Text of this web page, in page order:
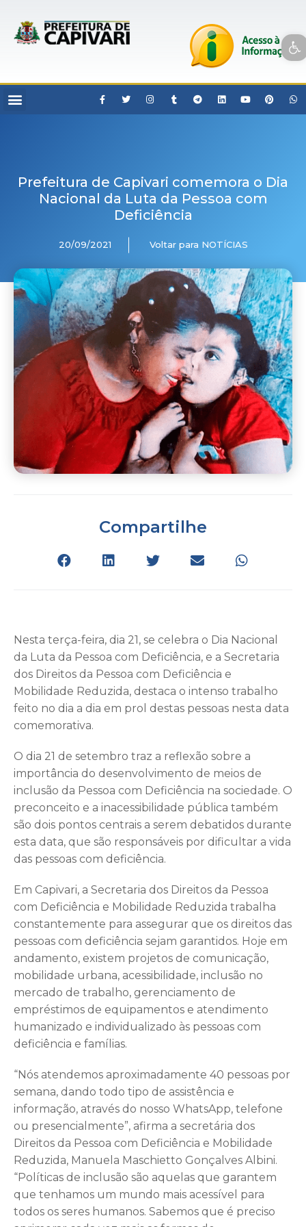
Open toolbar
Prefeitura de Capivari comemora o Dia
Nacional da Luta da Pessoa com
Deficiência
20/09/2021 Voltar para NOTÍCIAS
Compartilhe
Nesta terça-feira, dia 21, se celebra o Dia Nacional
da Luta da Pessoa com Deficiência, e a Secretaria
dos Direitos da Pessoa com Deficiência e
Mobilidade Reduzida, destaca o intenso trabalho
feito no dia a dia em prol destas pessoas nesta data
comemorativa.
O dia 21 de setembro traz a reflexão sobre a
importância do desenvolvimento de meios de
inclusão da Pessoa com Deficiência na sociedade. O
preconceito e a inacessibilidade pública também
são dois pontos centrais a serem debatidos durante
esta data, que são responsáveis por dificultar a vida
das pessoas com deficiência.
Em Capivari, a Secretaria dos Direitos da Pessoa
com Deficiência e Mobilidade Reduzida trabalha
constantemente para assegurar que os direitos das
pessoas com deficiência sejam garantidos. Hoje em
andamento, existem projetos de comunicação,
mobilidade urbana, acessibilidade, inclusão no
mercado de trabalho, gerenciamento de
empréstimos de equipamentos e atendimento
humanizado e individualizado às pessoas com
deficiência e famílias.
“Nós atendemos aproximadamente 40 pessoas por
semana, dando todo tipo de assistência e
informação, através do nosso WhatsApp, telefone
ou presencialmente”, afirma a secretária dos
Direitos da Pessoa com Deficiência e Mobilidade
Reduzida, Manuela Maschietto Gonçalves Albini.
“Políticas de inclusão são aquelas que garantem
que tenhamos um mundo mais acessível para
todos os seres humanos. Sabemos que é preciso